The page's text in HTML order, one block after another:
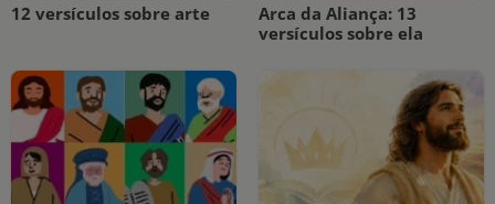
12 versículos sobre arte
Arca da Aliança: 13
versículos sobre ela